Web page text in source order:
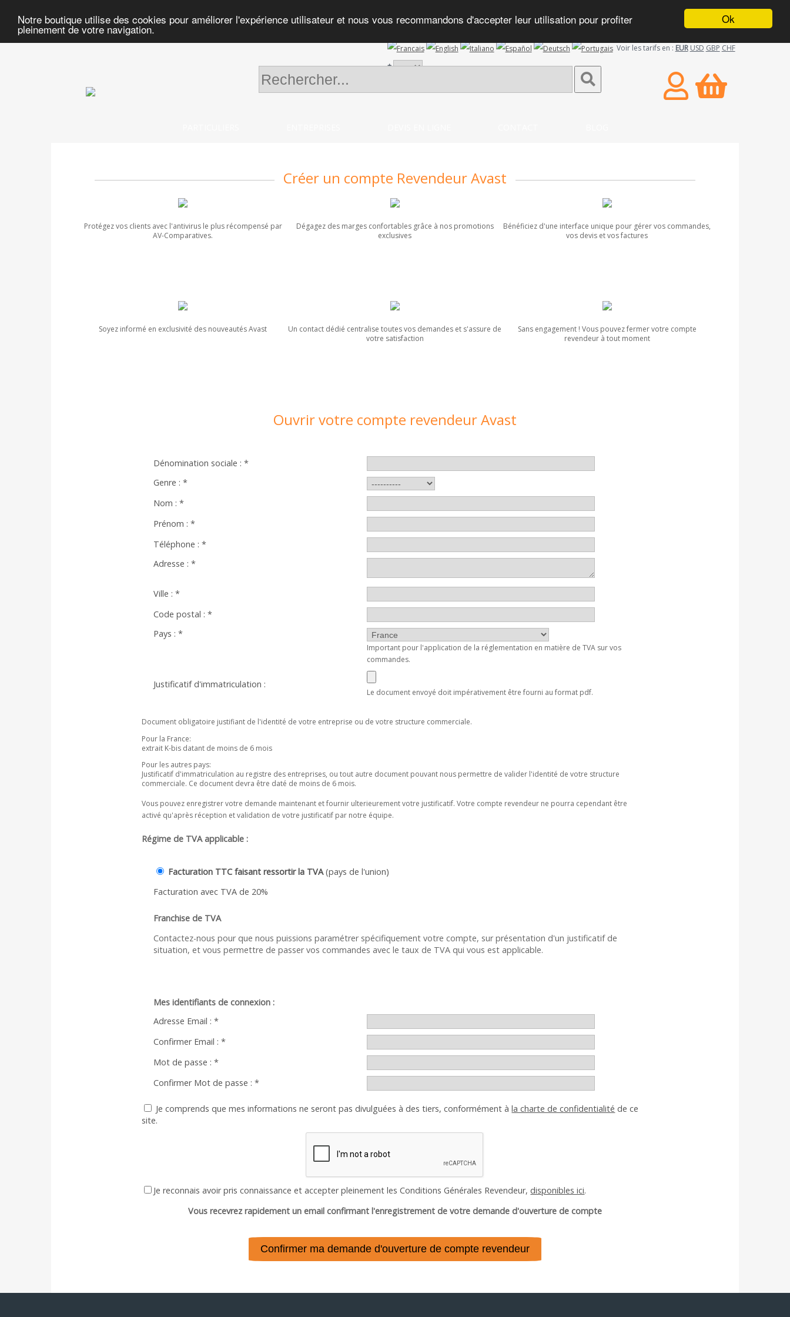
Ok
Notre boutique utilise des cookies pour améliorer l'expérience utilisateur et nous vous recommandons d'accepter leur utilisation pour profiter
pleinement de votre navigation.
Voir les tarifs en : EUR USD GBP CHF
+
Créer un compte Revendeur Avast
Protégez vos clients avec l'antivirus le plus récompensé par
AV-Comparatives.
Dégagez des marges confortables grâce à nos promotions
exclusives
Bénéficiez d'une interface unique pour gérer vos commandes,
vos devis et vos factures
Soyez informé en exclusivité des nouveautés Avast
Un contact dédié centralise toutes vos demandes et s'assure de
votre satisfaction
Sans engagement ! Vous pouvez fermer votre compte
revendeur à tout moment
Ouvrir votre compte revendeur Avast
Dénomination sociale :*
Genre :*
Nom :*
Prénom :*
Téléphone :*
Adresse :*
Ville :*
Code postal :*
Pays :*
Important pour l'application de la réglementation en matière de TVA sur vos
commandes.
Justificatif d'immatriculation :
Le document envoyé doit impérativement être fourni au format pdf.
Document obligatoire justifiant de l'identité de votre entreprise ou de votre structure commerciale.
Pour la France:
extrait K-bis datant de moins de 6 mois
Pour les autres pays:
Justificatif d'immatriculation au registre des entreprises, ou tout autre document pouvant nous permettre de valider l'identité de votre structure
commerciale. Ce document devra être daté de moins de 6 mois.
Vous pouvez enregistrer votre demande maintenant et fournir ulterieurement votre justificatif. Votre compte revendeur ne pourra cependant être
activé qu'après réception et validation de votre justificatif par notre équipe.
Régime de TVA applicable :
Facturation TTC faisant ressortir la TVA(pays de l'union)
Facturation avec TVA de 20%
Franchise de TVA
Contactez-nous pour que nous puissions paramétrer spécifiquement votre compte, sur présentation d'un justificatif de
situation, et vous permettre de passer vos commandes avec le taux de TVA qui vous est applicable.
Mes identifiants de connexion :
Adresse Email :*
Confirmer Email :*
Mot de passe :*
Confirmer Mot de passe :*
Je comprends que mes informations ne seront pas divulguées à des tiers, conformément àla charte de confidentialité de ce
site.
Je reconnais avoir pris connaissance et accepter pleinement les Conditions Générales Revendeur, disponibles ici.
Vous recevrez rapidement un email confirmant l'enregistrement de votre demande d'ouverture de compte